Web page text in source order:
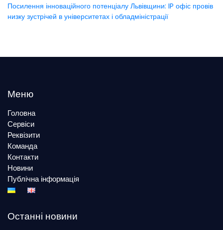
Посилення інноваційного потенціалу Львівщини: IP офіс провів
низку зустрічей в університетах і обладміністрації
Меню
Головна
Сервіси
Реквізити
Команда
Контакти
Новини
Публічна інформація
Останні новини